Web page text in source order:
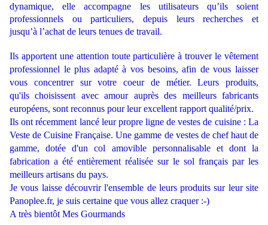
dynamique, elle accompagne les utilisateurs qu’ils soient
professionnels ou particuliers, depuis leurs recherches et
jusqu’à l’achat de leurs tenues de travail.
Ils apportent une attention toute particulière à trouver le vêtement
professionnel le plus adapté à vos besoins, afin de vous laisser
vous concentrer sur votre coeur de métier. Leurs produits,
qu'ils choisissent avec amour auprès des meilleurs fabricants
européens, sont reconnus pour leur excellent rapport qualité/prix.
Ils ont récemment lancé leur propre ligne de vestes de cuisine : La
Veste de Cuisine Française. Une gamme de vestes de chef haut de
gamme, dotée d'un col amovible personnalisable et dont la
fabrication a été entièrement réalisée sur le sol français par les
meilleurs artisans du pays.
Je vous laisse découvrir l'ensemble de leurs produits sur leur site
Panoplee.fr, je suis certaine que vous allez craquer :-)
A très bientôt Mes Gourmands